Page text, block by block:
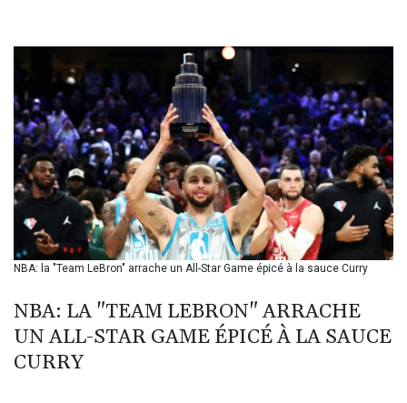
BMD 1.153523
BND 1.477975
BOB 13.708472
BRL 5.882279
BSD 1.153383
BTN 109.752598
BWP 15.568217
BYN 3.434433
BYR 22609.049164
BZD 2.319643
CAD 1.616126
CDF 2606.961815
CLF 0.026734
CLP 1055.612189
NBA: la "Team LeBron" arrache un All-Star Game épicé à la sauce Curry
NBA: LA "TEAM LEBRON" ARRACHE
UN ALL-STAR GAME ÉPICÉ À LA SAUCE
CURRY